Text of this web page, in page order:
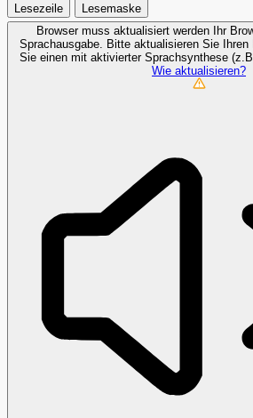
Lesezeile
Lesemaske
Browser muss aktualisiert werden Ihr
Sprachausgabe. Bitte aktualisieren Sie Ihren
Sie einen mit aktivierter Sprachsynthese
Wie aktualisieren?